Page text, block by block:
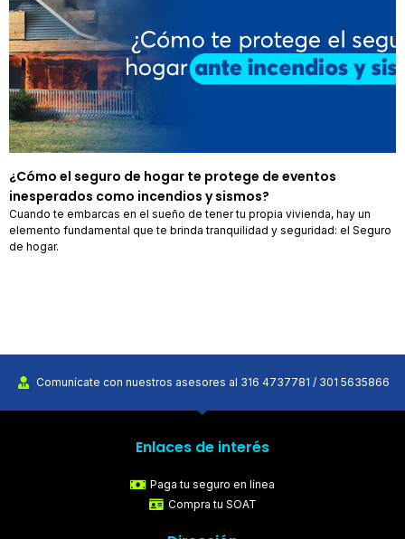
¿Cómo el seguro de hogar te protege de eventos
inesperados como incendios y sismos?
Cuando te embarcas en el sueño de tener tu propia vivienda, hay un
elemento fundamental que te brinda tranquilidad y seguridad: el Seguro
de hogar.
Comunícate con nuestros asesores al 316 4737781 / 301 5635866
Enlaces de interés
Paga tu seguro en línea
Compra tu SOAT